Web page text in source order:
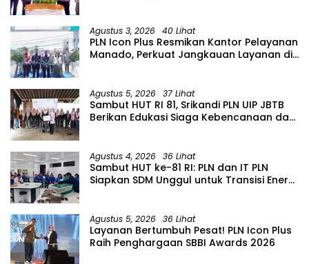
Agustus 3, 2026 40 Lihat
PLN Icon Plus Resmikan Kantor Pelayanan
Manado, Perkuat Jangkauan Layanan di
Agustus 5, 2026 37 Lihat
Sambut HUT RI 81, Srikandi PLN UIP JBTB
Berikan Edukasi Siaga Kebencanaan dan
Simacan Banyuwangi
Agustus 4, 2026 36 Lihat
Sambut HUT ke-81 RI: PLN dan IT PLN
Siapkan SDM Unggul untuk Transisi Energi
Agustus 5, 2026 36 Lihat
Layanan Bertumbuh Pesat! PLN Icon Plus
Raih Penghargaan SBBI Awards 2026